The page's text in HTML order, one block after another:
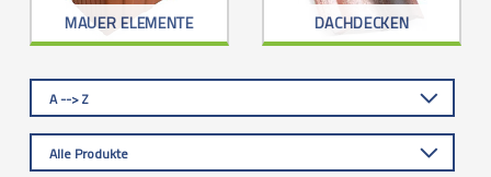
MAUER ELEMENTE DACHDECKEN
A --> Z
Alle Produkte